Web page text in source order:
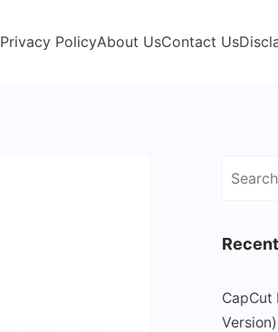
Privacy PolicyAbout UsContact Us
Search
CapCut